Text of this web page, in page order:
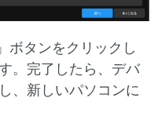
ボタンをクリックし
。完了したら、デバ
、新しいパソコンに